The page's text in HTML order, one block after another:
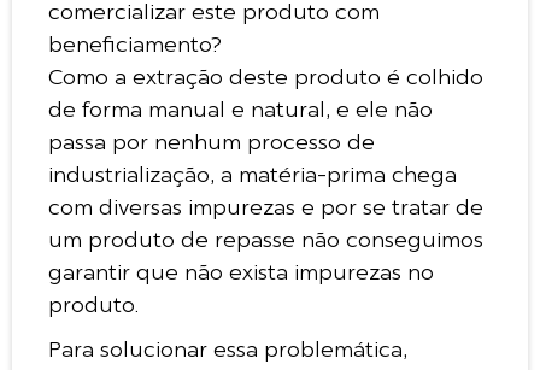
comercializar este produto com
beneficiamento?
Como a extração deste produto é colhido
de forma manual e natural, e ele não
passa por nenhum processo de
industrialização, a matéria-prima chega
com diversas impurezas e por se tratar de
um produto de repasse não conseguimos
garantir que não exista impurezas no
produto.
Para solucionar essa problemática,